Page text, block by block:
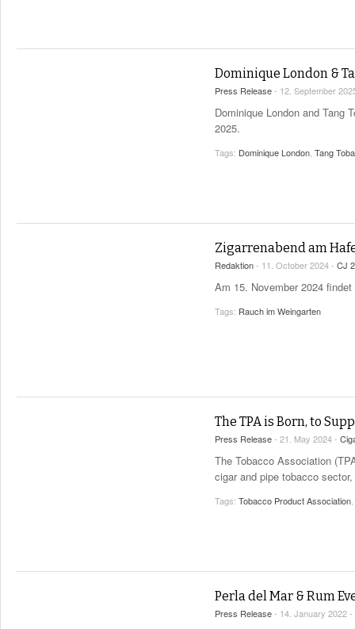
Dominique London &
Press Release- 12. September
Dominique London and Tang
2025.
Tags: Dominique London Tang
Zigarrenabend am
Redaktion- 11. October 2024 - CJ
Am 15. November 2024
Tags: Rauch im Weingarten
The TPA is Born, to
Press Release- 21. May 2024 -
The Tobacco Association
cigar and pipe tobacco
Tags: Tobacco Product Association
Perla del Mar & Rum
Press Release- 14. January 2022 -